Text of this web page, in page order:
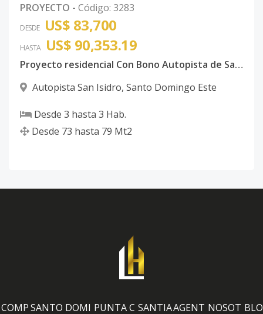
PROYECTO - Código: 3283
DESDE US$ 83,700
HASTA US$ 90,353.19
Proyecto residencial Con Bono Autopista de San Isidro
Autopista San Isidro, Santo Domingo Este
Desde 3 hasta 3 Hab.
Desde 73 hasta 79 Mt2
COMPSANTO DOMI PUNTA C SANTIAAGENT NOSOT BLO